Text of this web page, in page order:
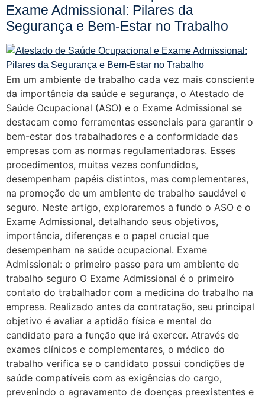
Exame Admissional: Pilares da
Segurança e Bem-Estar no Trabalho
Em um ambiente de trabalho cada vez mais consciente
da importância da saúde e segurança, o Atestado de
Saúde Ocupacional (ASO) e o Exame Admissional se
destacam como ferramentas essenciais para garantir o
bem-estar dos trabalhadores e a conformidade das
empresas com as normas regulamentadoras. Esses
procedimentos, muitas vezes confundidos,
desempenham papéis distintos, mas complementares,
na promoção de um ambiente de trabalho saudável e
seguro. Neste artigo, exploraremos a fundo o ASO e o
Exame Admissional, detalhando seus objetivos,
importância, diferenças e o papel crucial que
desempenham na saúde ocupacional. Exame
Admissional: o primeiro passo para um ambiente de
trabalho seguro O Exame Admissional é o primeiro
contato do trabalhador com a medicina do trabalho na
empresa. Realizado antes da contratação, seu principal
objetivo é avaliar a aptidão física e mental do
candidato para a função que irá exercer. Através de
exames clínicos e complementares, o médico do
trabalho verifica se o candidato possui condições de
saúde compatíveis com as exigências do cargo,
prevenindo o agravamento de doenças preexistentes e